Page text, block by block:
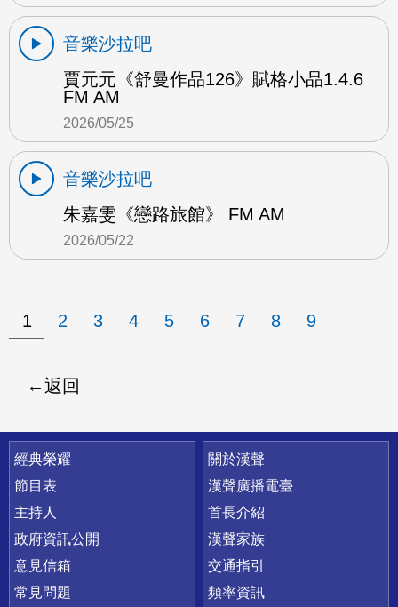
音樂沙拉吧
賈元元《舒曼作品126》賦格小品1.4.6
FM AM
2026/05/25
音樂沙拉吧
朱嘉雯《戀路旅館》 FM AM
2026/05/22
1 2 3 4 5 6 7 8 9
返回
快速連結
經典榮耀
節目表
主持人
政府資訊公開
意見信箱
常見問題
關於漢聲
漢聲廣播電臺
首長介紹
漢聲家族
交通指引
頻率資訊